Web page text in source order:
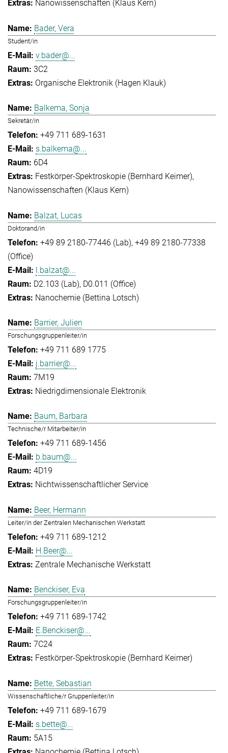
Nanowissenschaften (Klaus Kern)
Bader, Vera
Student/in
v.bader@...
3C2
Organische Elektronik (Hagen Klauk)
Balkema, Sonja
Sekretär/in
+49 711 689-1631
s.balkema@...
6D4
Festkörper-Spektroskopie (Bernhard Keimer)
Nanowissenschaften (Klaus Kern)
Balzat, Lucas
Doktorand/in
+49 89 2180-77446 (Lab) +49 89 2180-77338
(Office)
l.balzat@...
D2.103 (Lab), D0.011 (Office)
Nanochemie (Bettina Lotsch)
Barrier, Julien
Forschungsgruppenleiter/in
+49 711 689 1775
j.barrier@...
7M19
Niedrigdimensionale Elektronik
Baum, Barbara
Technische/r Mitarbeiter/in
+49 711 689-1456
b.baum@...
4D19
Nichtwissenschaftlicher Service
Beer, Hermann
Leiter/in der Zentralen Mechanischen Werkstatt
+49 711 689-1212
H.Beer@...
Zentrale Mechanische Werkstatt
Benckiser, Eva
Forschungsgruppenleiter/in
+49 711 689-1742
E.Benckiser@...
7C24
Festkörper-Spektroskopie (Bernhard Keimer)
Bette, Sebastian
Wissenschaftliche/r Gruppenleiter/in
+49 711 689-1679
s.bette@...
5A15